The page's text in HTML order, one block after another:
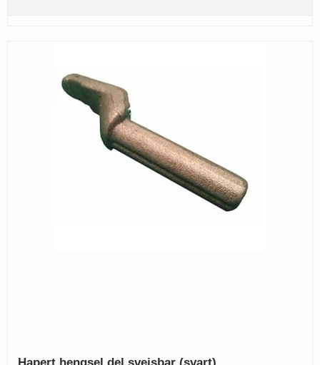
Hapert hengsel del sveisbar (svart)